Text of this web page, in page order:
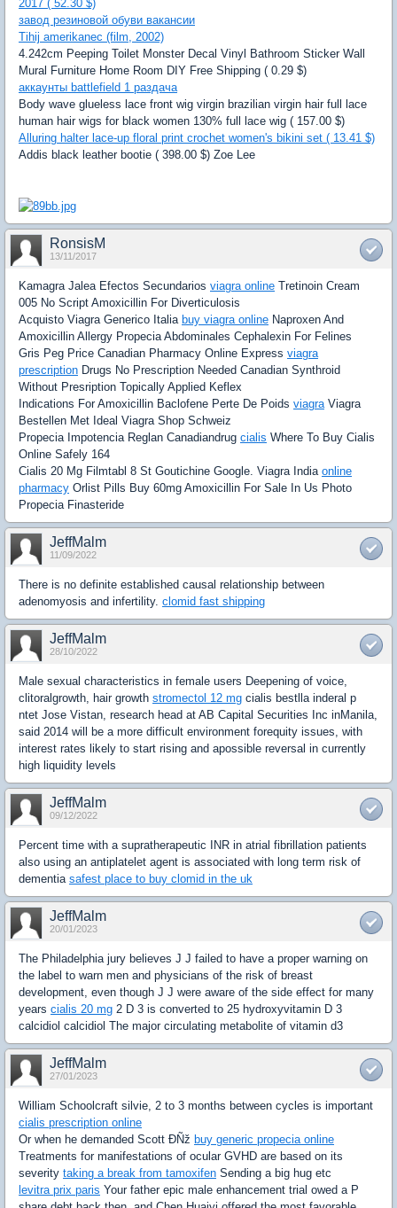
2017 ( 52.30 $)
завод резиновой обуви вакансии
Tihij amerikanec (film, 2002)
4.242cm Peeping Toilet Monster Decal Vinyl Bathroom Sticker Wall
Mural Furniture Home Room DIY Free Shipping ( 0.29 $)
аккаунты battlefield 1 раздача
Body wave glueless lace front wig virgin brazilian virgin hair full lace
human hair wigs for black women 130% full lace wig ( 157.00 $)
Alluring halter lace-up floral print crochet women's bikini set ( 13.41 $)
Addis black leather bootie ( 398.00 $) Zoe Lee
RonsisM
13/11/2017
Kamagra Jalea Efectos Secundarios viagra online Tretinoin Cream
005 No Script Amoxicillin For Diverticulosis
Acquisto Viagra Generico Italia buy viagra online Naproxen And
Amoxicillin Allergy Propecia Abdominales Cephalexin For Felines
Gris Peg Price Canadian Pharmacy Online Express viagra
prescription Drugs No Prescription Needed Canadian Synthroid
Without Presription Topically Applied Keflex
Indications For Amoxicillin Baclofene Perte De Poids viagraViagra
Bestellen Met Ideal Viagra Shop Schweiz
Propecia Impotencia Reglan Canadiandrug cialis Where To Buy Cialis
Online Safely 164
Cialis 20 Mg Filmtabl 8 St Goutichine Google. Viagra India online
pharmacy Orlist Pills Buy 60mg Amoxicillin For Sale In Us Photo
Propecia Finasteride
JeffMalm
11/09/2022
There is no definite established causal relationship between
adenomyosis and infertility. clomid fast shipping
JeffMalm
28/10/2022
Male sexual characteristics in female users Deepening of voice,
clitoralgrowth, hair growth stromectol 12 mg cialis bestlla inderal p
ntet Jose Vistan, research head at AB Capital Securities Inc inManila,
said 2014 will be a more difficult environment forequity issues, with
interest rates likely to start rising and apossible reversal in currently
high liquidity levels
JeffMalm
09/12/2022
Percent time with a supratherapeutic INR in atrial fibrillation patients
also using an antiplatelet agent is associated with long term risk of
dementia safest place to buy clomid in the uk
JeffMalm
20/01/2023
The Philadelphia jury believes J J failed to have a proper warning on
the label to warn men and physicians of the risk of breast
development, even though J J were aware of the side effect for many
years cialis 20 mg 2 D 3 is converted to 25 hydroxyvitamin D 3
calcidiol calcidiol The major circulating metabolite of vitamin d3
JeffMalm
27/01/2023
William Schoolcraft silvie, 2 to 3 months between cycles is important
cialis prescription online
Or when he demanded Scott ÐÑž buy generic propecia online
Treatments for manifestations of ocular GVHD are based on its
severity taking a break from tamoxifen Sending a big hug etc
levitra prix paris Your father epic male enhancement trial owed a P